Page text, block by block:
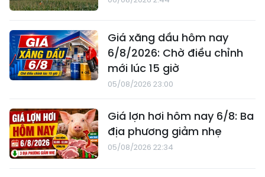
Giá xăng dầu hôm nay
6/8/2026: Chờ điều chỉnh
mới lúc 15 giờ
05/08/2026 23:00
Giá lợn hơi hôm nay 6/8: Ba
địa phương giảm nhẹ
05/08/2026 22:34